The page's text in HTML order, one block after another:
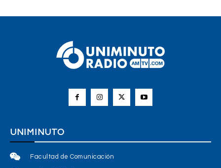
UNIMINUTO
Facultad de Comunicación